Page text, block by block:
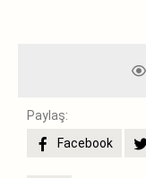
Paylaş:
Facebook